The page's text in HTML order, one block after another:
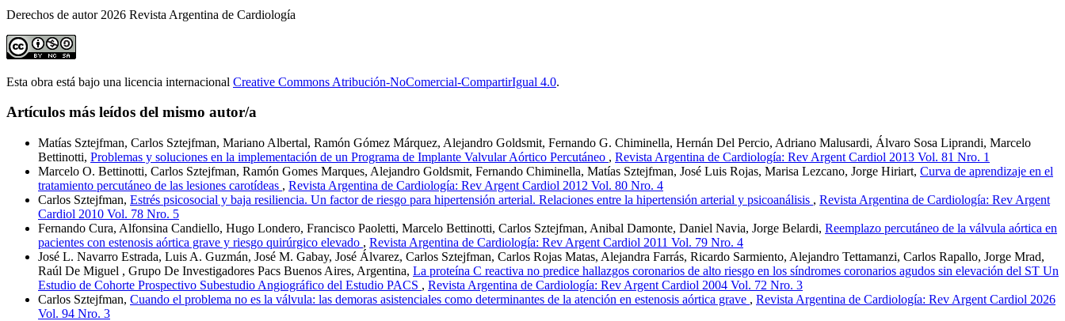
Derechos de autor 2026 Revista Argentina de Cardiología
Esta obra está bajo una licencia internacional Creative Commons Atribución-NoComercial-CompartirIgual 4.0.
Artículos más leídos del mismo autor/a
Matías Sztejfman, Carlos Sztejfman, Mariano Albertal, Ramón Gómez Márquez, Alejandro Goldsmit, Fernando G. Chiminella, Hernán Del Percio, Adriano Malusardi, Álvaro Sosa Liprandi, Marcelo
Bettinotti, Problemas y soluciones en la implementación de un Programa de Implante Valvular Aórtico Percutáneo , Revista Argentina de Cardiología: Rev Argent Cardiol 2013 Vol. 81 Nro. 1
Marcelo O. Bettinotti, Carlos Sztejfman, Ramón Gomes Marques, Alejandro Goldsmit, Fernando Chiminella, Matías Sztejfman, José Luis Rojas, Marisa Lezcano, Jorge Hiriart, Curva de aprendizaje en el
tratamiento percutáneo de las lesiones carotídeas , Revista Argentina de Cardiología: Rev Argent Cardiol 2012 Vol. 80 Nro. 4
Carlos Sztejfman, Estrés psicosocial y baja resiliencia. Un factor de riesgo para hipertensión arterial. Relaciones entre la hipertensión arterial y psicoanálisis , Revista Argentina de Cardiología: Rev Argent
Cardiol 2010 Vol. 78 Nro. 5
Fernando Cura, Alfonsina Candiello, Hugo Londero, Francisco Paoletti, Marcelo Bettinotti, Carlos Sztejfman, Anibal Damonte, Daniel Navia, Jorge Belardi, Reemplazo percutáneo de la válvula aórtica en
pacientes con estenosis aórtica grave y riesgo quirúrgico elevado , Revista Argentina de Cardiología: Rev Argent Cardiol 2011 Vol. 79 Nro. 4
José L. Navarro Estrada, Luis A. Guzmán, José M. Gabay, José Álvarez, Carlos Sztejfman, Carlos Rojas Matas, Alejandra Farrás, Ricardo Sarmiento, Alejandro Tettamanzi, Carlos Rapallo, Jorge Mrad,
Raúl De Miguel , Grupo De Investigadores Pacs Buenos Aires, Argentina, La proteína C reactiva no predice hallazgos coronarios de alto riesgo en los síndromes coronarios agudos sin elevación del ST Un
Estudio de Cohorte Prospectivo Subestudio Angiográfico del Estudio PACS , Revista Argentina de Cardiología: Rev Argent Cardiol 2004 Vol. 72 Nro. 3
Carlos Sztejfman, Cuando el problema no es la válvula: las demoras asistenciales como determinantes de la atención en estenosis aórtica grave , Revista Argentina de Cardiología: Rev Argent Cardiol 2026
Vol. 94 Nro. 3